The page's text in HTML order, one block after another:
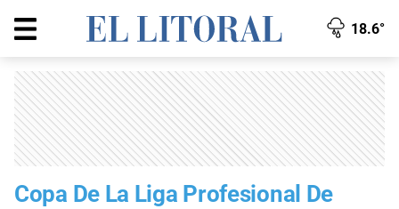
18.6°
Copa De La Liga Profesional De